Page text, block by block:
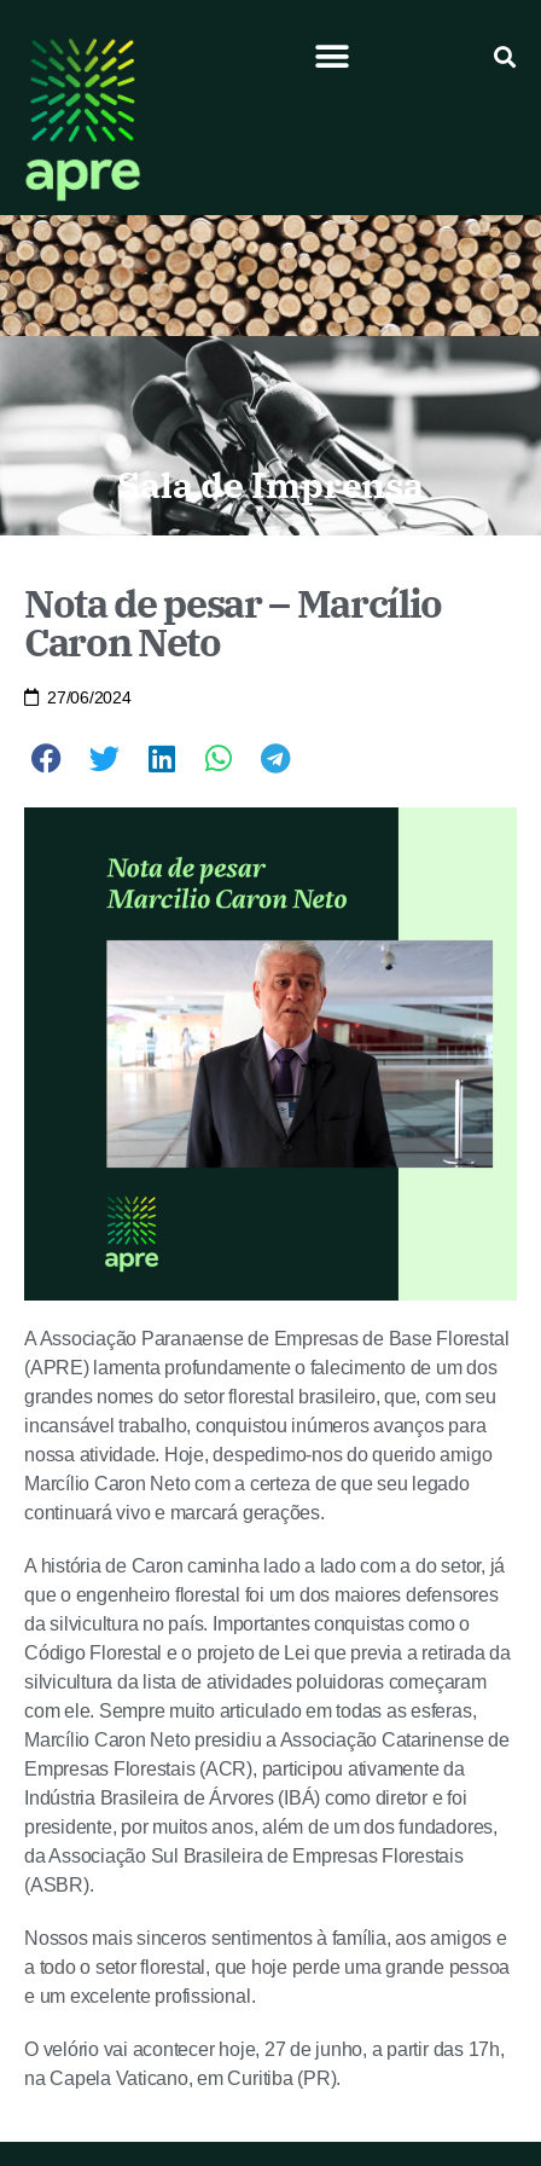
Sala de Imprensa
Nota de pesar – Marcílio
Caron Neto
27/06/2024
A Associação Paranaense de Empresas de Base Florestal
(APRE) lamenta profundamente o falecimento de um dos
grandes nomes do setor florestal brasileiro, que, com seu
incansável trabalho, conquistou inúmeros avanços para
nossa atividade. Hoje, despedimo-nos do querido amigo
Marcílio Caron Neto com a certeza de que seu legado
continuará vivo e marcará gerações.
A história de Caron caminha lado a lado com a do setor, já
que o engenheiro florestal foi um dos maiores defensores
da silvicultura no país. Importantes conquistas como o
Código Florestal e o projeto de Lei que previa a retirada da
silvicultura da lista de atividades poluidoras começaram
com ele. Sempre muito articulado em todas as esferas,
Marcílio Caron Neto presidiu a Associação Catarinense de
Empresas Florestais (ACR), participou ativamente da
Indústria Brasileira de Árvores (IBÁ) como diretor e foi
presidente, por muitos anos, além de um dos fundadores,
da Associação Sul Brasileira de Empresas Florestais
(ASBR).
Nossos mais sinceros sentimentos à família, aos amigos e
a todo o setor florestal, que hoje perde uma grande pessoa
e um excelente profissional.
O velório vai acontecer hoje, 27 de junho, a partir das 17h,
na Capela Vaticano, em Curitiba (PR).